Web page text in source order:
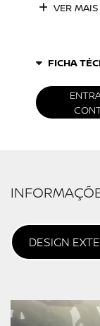
VER MAIS
FICHA
DESIGN